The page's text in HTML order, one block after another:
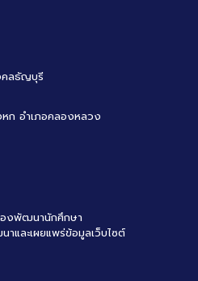
คลธัญบุรี
ก อำเภอคลองหลวง
งพัฒนานักศึกษา
และเผยแพร่ข้อมูลเว็บไซต์